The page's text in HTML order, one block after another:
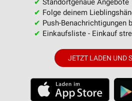
✔ Standortgenaue Angebote
✔ Folge deinem
✔ Push-Benachrichtigungen
✔ Einkaufsliste - Einkauf
JETZT LADEN UND